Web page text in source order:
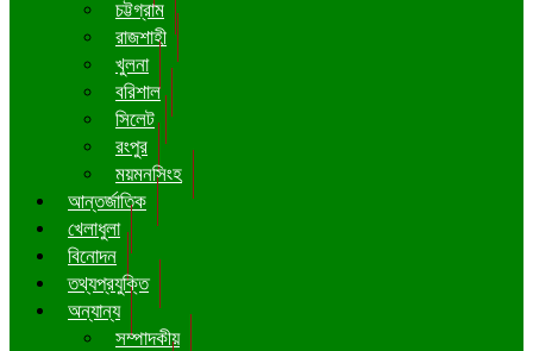
চট্টগ্রাম
রাজশাহী
খুলনা
বরিশাল
সিলেট
রংপুর
ময়মনসিংহ
আন্তর্জাতিক
খেলাধুলা
বিনোদন
তথ্যপ্রযুক্তি
অন্যান্য
সম্পাদকীয়